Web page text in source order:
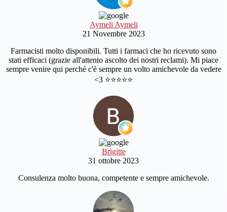
Aymeli Aymeli
21 Novembre 2023
Farmacisti molto disponibili. Tutti i farmaci che ho ricevuto sono
stati efficaci (grazie all'attento ascolto dei nostri reclami). Mi piace
sempre venire qui perché c'è sempre un volto amichevole da vedere
<3 ⭐️⭐️⭐️⭐️⭐️
Brigitte
31 ottobre 2023
Consulenza molto buona, competente e sempre amichevole.